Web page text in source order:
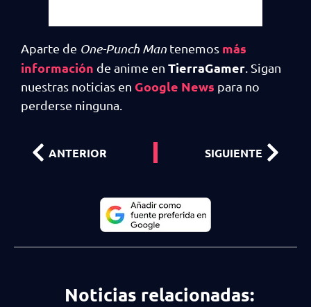
Aparte de One-Punch Man tenemos más
información de anime en TierraGamer . Sigan
nuestras noticias en Google News para no
perderse ninguna.
ANTERIOR SIGUIENTE
Noticias relacionadas: